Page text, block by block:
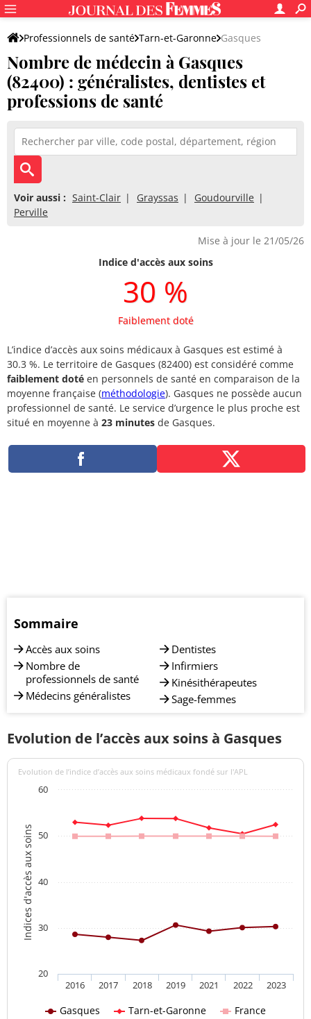
Professionnels de santé Tarn-et-Garonne Gasques
Nombre de médecin à Gasques
(82400) : généralistes, dentistes et
professions de santé
Voir aussi : Saint-Clair Grayssas
Goudourville
Perville
Mise à jour le 21/05/26
Indice d'accès aux soins
30 %
Faiblement doté
L’indice d’accès aux soins médicaux à Gasques est estimé à
30.3 %. Le territoire de Gasques (82400) est considéré comme
faiblement doté en personnels de santé en comparaison de la
moyenne française (méthodologie). Gasques ne possède aucun
professionnel de santé. Le service d’urgence le plus proche est
situé en moyenne à 23 minutes de Gasques.
Sommaire
Accès aux soins
Nombre de
professionnels de santé
Médecins généralistes
Dentistes
Infirmiers
Kinésithérapeutes
Sage-femmes
Evolution de l’accès aux soins à Gasques
Indices d'accès aux soins
Evolution de l’indice d’accès aux soins médicaux fondé sur l'APL
Gasques Tarn-et-Garonne France
2016 2017 2018 2019 2021 2022 2023
20
30
40
50
60